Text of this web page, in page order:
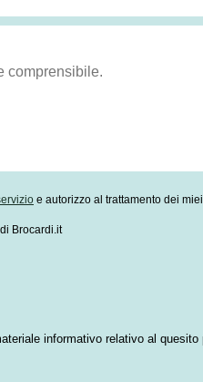
e autorizzo al trattamento dei
Brocardi.it
informativo relativo al